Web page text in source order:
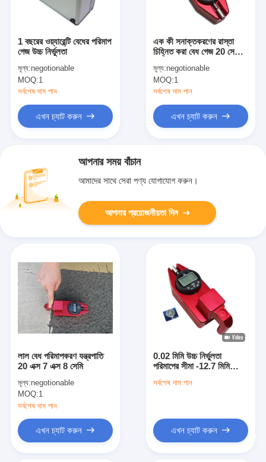
1 বছরের ওয়্যারেন্টি বেধের পরিমাপ
গেজ উচ্চ নির্ভুলতা
মূল্য:negotionable
MOQ:1
সর্বশেষ দাম পান
এখন চ্যাট করুন
এক কী সনাক্তকরণের রাস্তা
চিহ্নিত করা বেধ গেজ 20 সেমি
মূল্য:negotionable
MOQ:1
সর্বশেষ দাম পান
এখন চ্যাট করুন
আপনার সময় বাঁচান
আমাদের সাথে সেরা পণ্য যোগাযোগ করুন।
আপনার প্রয়োজনীয়তা দিন
লাল বেধ পরিমাপকরণ যন্ত্রপাতি
20 এক্স 7 এক্স 8 সেমি
মূল্য:negotionable
MOQ:1
সর্বশেষ দাম পান
এখন চ্যাট করুন
0.02 মিমি উচ্চ নির্ভুলতা
পরিমাপের সীমা -12.7 মিমি
নির্ভুল পরিমাপের জন্য
সর্বশেষ দাম পান
এখন চ্যাট করুন